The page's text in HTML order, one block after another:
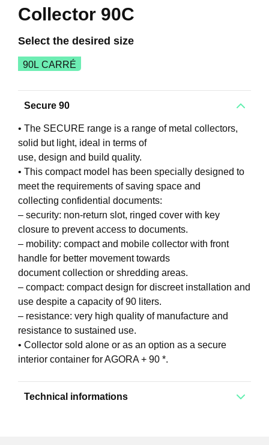
Collector 90C
Select the desired size
90L CARRÉ
Secure 90
• The SECURE range is a range of metal collectors,
solid but light, ideal in terms of
use, design and build quality.
• This compact model has been specially designed to
meet the requirements of saving space and
collecting confidential documents:
– security: non-return slot, ringed cover with key
closure to prevent access to documents.
– mobility: compact and mobile collector with front
handle for better movement towards
document collection or shredding areas.
– compact: compact design for discreet installation and
use despite a capacity of 90 liters.
– resistance: very high quality of manufacture and
resistance to sustained use.
• Collector sold alone or as an option as a secure
interior container for AGORA + 90 *.
Technical informations